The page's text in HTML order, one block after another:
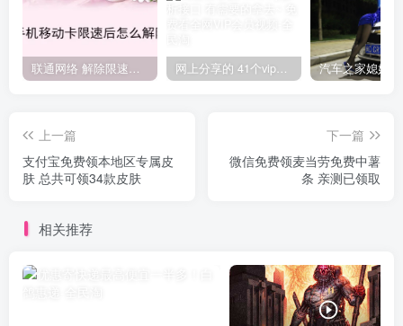
联通网络 解除限速方法参考！畅享、畅玩、老白干等及其它地区自测了 网上分享的 41个vip解析接口 有需要的拿去~ 免费看全网VIP会员视频
上一篇
支付宝免费领本地区专属皮
肤 总共可领34款皮肤
下一篇
微信免费领麦当劳免费中薯
条 亲测已领取
相关推荐